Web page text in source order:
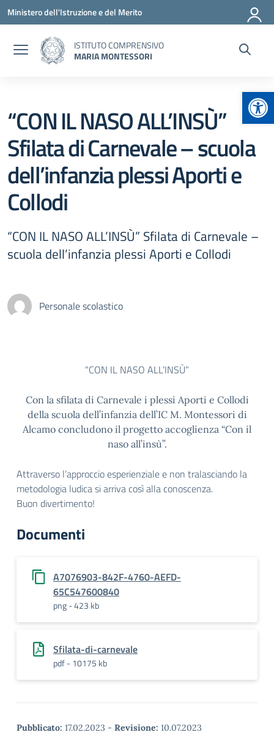
Vai ai contenuti
Vai al menu di navigazione
Vai al footer
Ministero dell'Istruzione e del Merito
ISTITUTO COMPRENSIVO
MARIA MONTESSORI
“CON IL NASO ALL’INSÙ”
Sfilata di Carnevale – scuola
dell’infanzia plessi Aporti e
Collodi
“CON IL NASO ALL’INSÙ” Sfilata di Carnevale –
scuola dell’infanzia plessi Aporti e Collodi
Personale scolastico
“CON IL NASO ALL’INSÙ”
Con la sfilata di Carnevale i plessi Aporti e Collodi
della scuola dell’infanzia dell’IC M. Montessori di
Alcamo concludono il progetto accoglienza “Con il
naso all’insù”.
Attraverso l’approccio esperienziale e non tralasciando la
metodologia ludica si arriva così alla conoscenza.
Buon divertimento!
Documenti
A7076903-842F-4760-AEFD-
65C547600840
png - 423 kb
Sfilata-di-carnevale
pdf - 10175 kb
Pubblicato: 17.02.2023 - Revisione: 10.07.2023